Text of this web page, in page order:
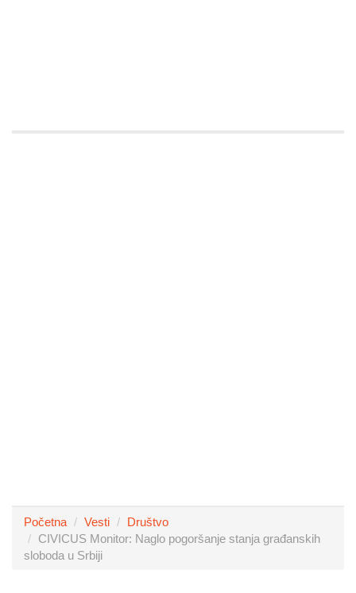
Početna Vesti
Društvo
CIVICUS Monitor: Naglo pogoršanje stanja građanskih
sloboda u Srbiji